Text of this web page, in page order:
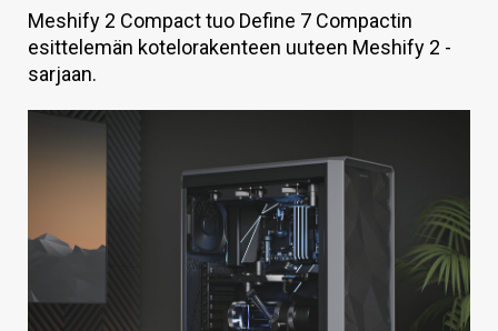
KAUPPA
Meshify 2 Compact tuo Define 7 Compactin
esittelemän kotelorakenteen uuteen Meshify 2 -
sarjaan.